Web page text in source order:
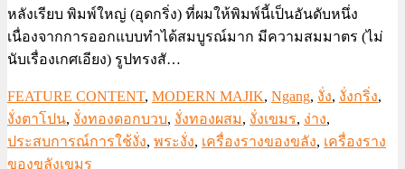
หลังเรียบ พิมพ์ใหญ่ (อุดกริ่ง) ที่ผมให้พิมพ์นี้เป็นอันดับหนึ่ง
เนื่องจากการออกแบบทำได้สมบูรณ์มาก มีความสมมาตร (ไม่
นับเรื่องเกศเอียง) รูปทรงสั…
FEATURE CONTENT, MODERN MAJIK, Ngang, งั่ง, งั่งกริ่ง,
งั่งตาโปน, งั่งทองดอกบวบ, งั่งทองผสม, งั่งเขมร, ง่าง,
ประสบการณ์การใช้งั่ง, พระงั่ง, เครื่องรางของขลัง, เครื่องราง
ของขลังเขมร